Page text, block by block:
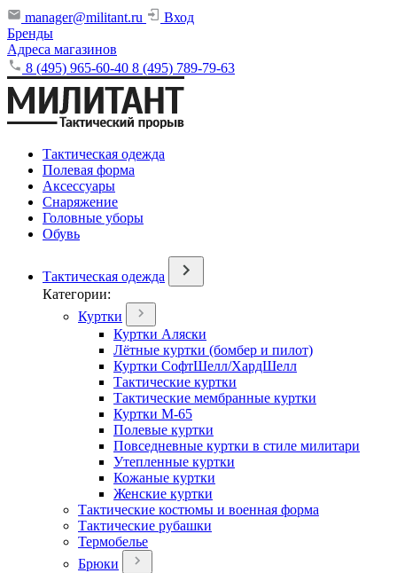
manager@militant.ru
Вход
Бренды
Адреса магазинов
8 (495) 965-60-40 8 (495) 789-79-63
Тактическая одежда
Полевая форма
Аксессуары
Снаряжение
Головные уборы
Обувь
Тактическая одежда
Категории:
Куртки
Куртки Аляски
Лётные куртки (бомбер и пилот)
Куртки СофтШелл/ХардШелл
Тактические куртки
Тактические мембранные куртки
Куртки М-65
Полевые куртки
Повседневные куртки в стиле милитари
Утепленные куртки
Кожаные куртки
Женские куртки
Тактические костюмы и военная форма
Тактические рубашки
Термобелье
Брюки